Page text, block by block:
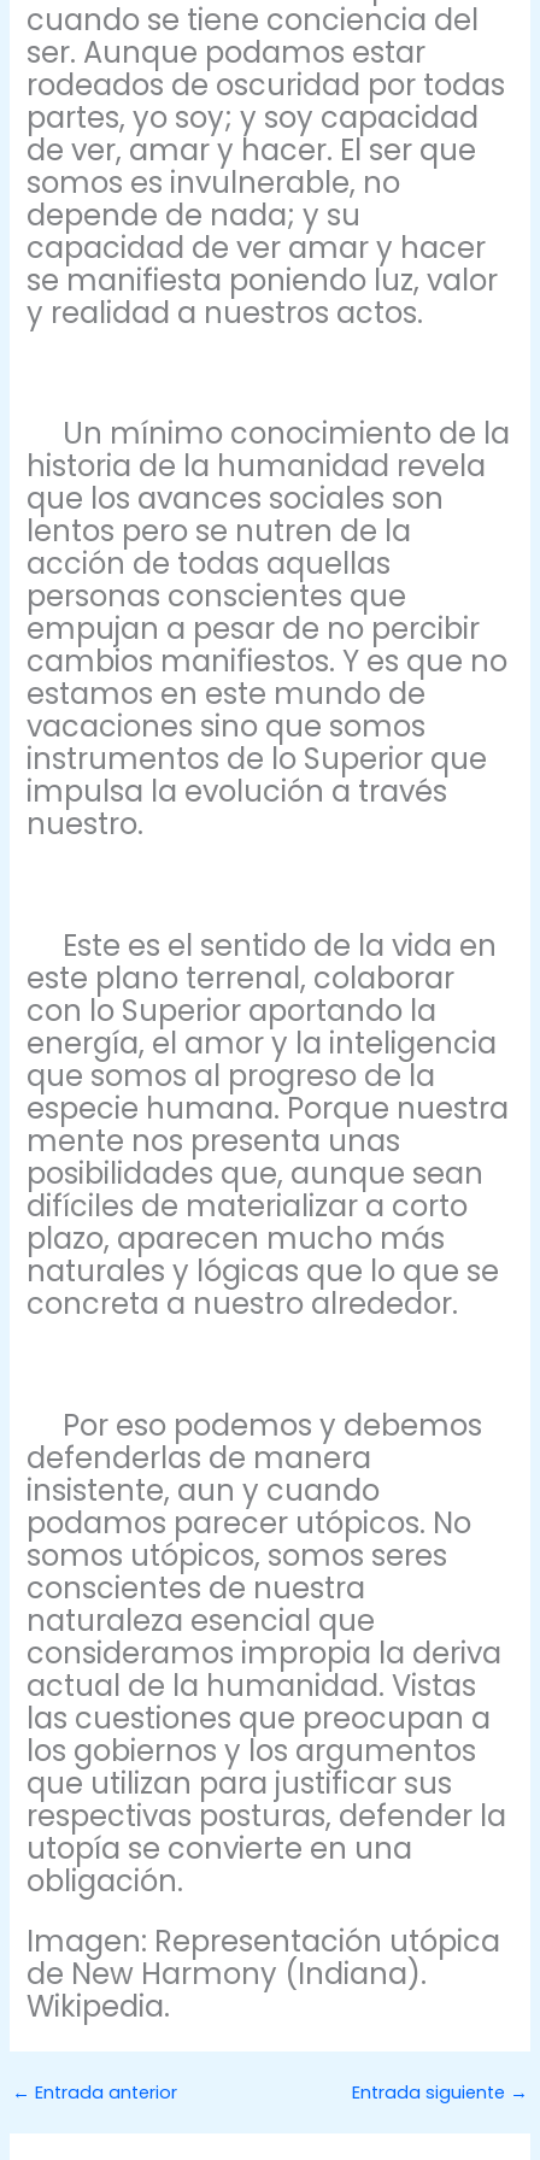
cuando se tiene conciencia del
ser. Aunque podamos estar
rodeados de oscuridad por todas
partes, yo soy; y soy capacidad
de ver, amar y hacer. El ser que
somos es invulnerable, no
depende de nada; y su
capacidad de ver amar y hacer
se manifiesta poniendo luz, valor
y realidad a nuestros actos.
Un mínimo conocimiento de la
historia de la humanidad revela
que los avances sociales son
lentos pero se nutren de la
acción de todas aquellas
personas conscientes que
empujan a pesar de no percibir
cambios manifiestos. Y es que no
estamos en este mundo de
vacaciones sino que somos
instrumentos de lo Superior que
impulsa la evolución a través
nuestro.
Este es el sentido de la vida en
este plano terrenal, colaborar
con lo Superior aportando la
energía, el amor y la inteligencia
que somos al progreso de la
especie humana. Porque nuestra
mente nos presenta unas
posibilidades que, aunque sean
difíciles de materializar a corto
plazo, aparecen mucho más
naturales y lógicas que lo que se
concreta a nuestro alrededor.
Por eso podemos y debemos
defenderlas de manera
insistente, aun y cuando
podamos parecer utópicos. No
somos utópicos, somos seres
conscientes de nuestra
naturaleza esencial que
consideramos impropia la deriva
actual de la humanidad. Vistas
las cuestiones que preocupan a
los gobiernos y los argumentos
que utilizan para justificar sus
respectivas posturas, defender la
utopía se convierte en una
obligación.
Imagen: Representación utópica
de New Harmony (Indiana).
Wikipedia.
← Entrada anterior Entrada siguiente →